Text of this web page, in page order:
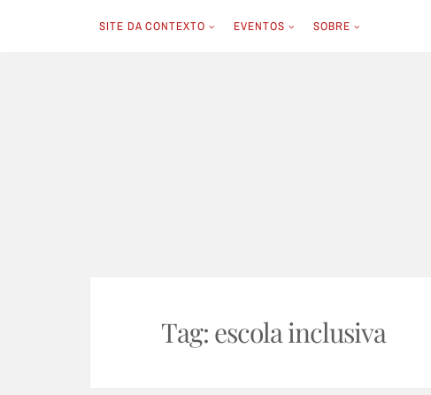
SITE DA CONTEXTO EVENTOS SOBRE
Tag: escola inclusiva